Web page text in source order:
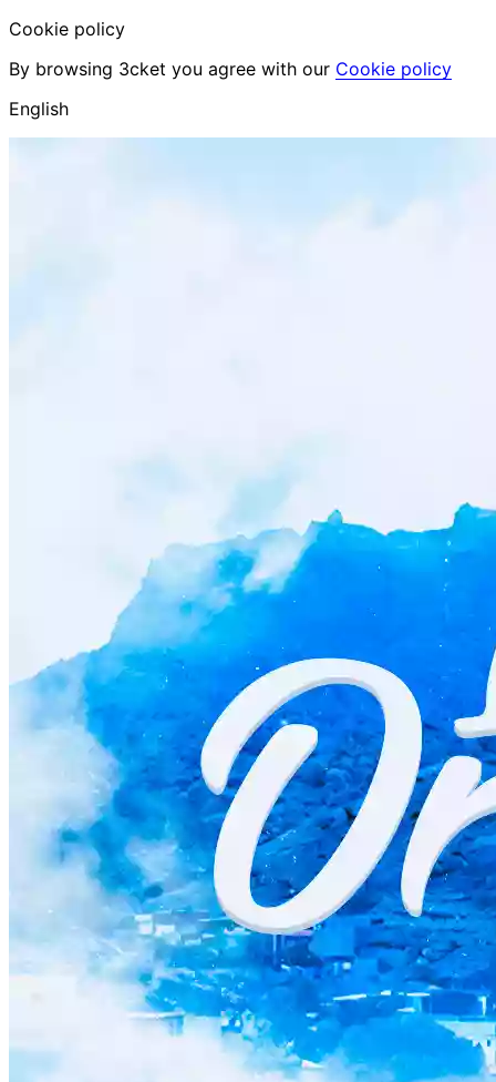
Cookie policy
By browsing 3cket you agree with our Cookie policy
English